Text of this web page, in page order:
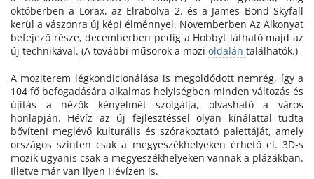
októberben a Lorax, az Elrabolva 2. és a James Bond Skyfall
kerül a vászonra új képi élménnyel. Novemberben Az Alkonyat
befejező része, decemberben pedig a Hobbyt látható majd az
új technikával. (A további műsorok a mozi oldalán találhatók.)
A moziterem légkondicionálása is megoldódott nemrég, így a
104 fő befogadására alkalmas helyiségben minden változás és
újítás a nézők kényelmét szolgálja, olvasható a város
honlapján. Hévíz az új fejlesztéssel olyan kínálattal tudta
bővíteni meglévő kulturális és szórakoztató palettáját, amely
országos szinten csak a megyeszékhelyeken érhető el. 3D-s
mozik ugyanis csak a megyeszékhelyeken vannak a plázákban.
Illetve már van ilyen Hévízen is.